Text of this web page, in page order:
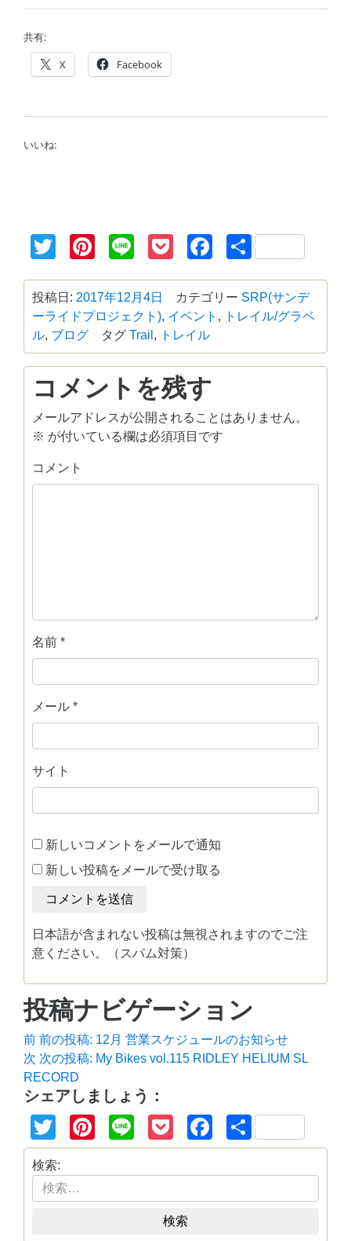
共有:
X Facebook
いいね:
TwitterPinterest
Line PocketFacebook
共
投稿日: 2017年12月4日 カテゴリー SRP(サンデ
ーライドプロジェクト), イベント ,
トレイル/グラベ
ル, ブログ タグ Trail , トレイル
コメントを残す
メールアドレスが公開されることはありません。
※ が付いている欄は必須項目です
コメント
名前 *
メール *
サイト
新しいコメントをメールで通知
新しい投稿をメールで受け取る
日本語が含まれない投稿は無視されますのでご注
意ください。（スパム対策）
投稿ナビゲーション
前 前の投稿: 12月 営業スケジュールのお知らせ
次 次の投稿: My Bikes vol.115 RIDLEY HELIUM SL
RECORD
シェアしましょう：
TwitterPinterest
Line PocketFacebook
共
有
検索:
検索